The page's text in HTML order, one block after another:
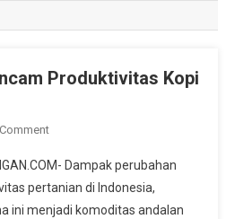
Produktivitas Kopi
On
Iklim
Ancam
Produktivitas
Dampak perubahan
pertanian di Indonesia,
ini menjadi komoditas andalan